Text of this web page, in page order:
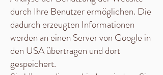
durch Ihre Benutzer ermöglichen. Die
dadurch erzeugten Informationen
werden an einen Server von Google in
den USA übertragen und dort
gespeichert.